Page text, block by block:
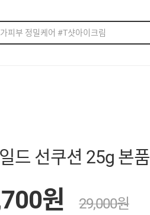
드 선쿠션 25g 본품
원 29,000원